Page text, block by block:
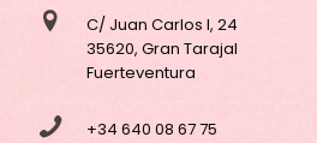
C/ Juan Carlos I, 24
35620, Gran Tarajal
Fuerteventura
+34 640 08 67 75